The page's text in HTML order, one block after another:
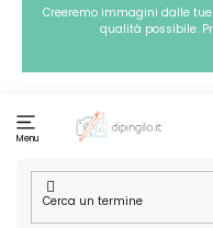
Passa
contenuto
Creeremo immagini dalle
qualità possibile.
Menu
Casa
/ Tecniche / Dipingere
numeri – Libro d’amore